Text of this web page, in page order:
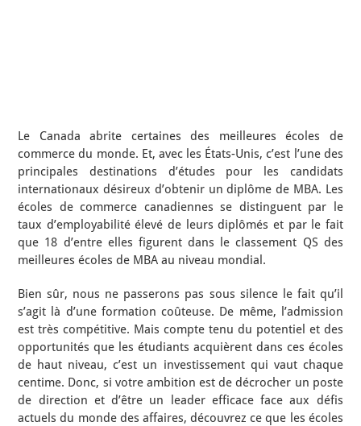
Le Canada abrite certaines des meilleures écoles de
commerce du monde. Et, avec les États-Unis, c’est l’une des
principales destinations d’études pour les candidats
internationaux désireux d’obtenir un diplôme de MBA. Les
écoles de commerce canadiennes se distinguent par le
taux d’employabilité élevé de leurs diplômés et par le fait
que 18 d’entre elles figurent dans le classement QS des
meilleures écoles de MBA au niveau mondial.
Bien sûr, nous ne passerons pas sous silence le fait qu’il
s’agit là d’une formation coûteuse. De même, l’admission
est très compétitive. Mais compte tenu du potentiel et des
opportunités que les étudiants acquièrent dans ces écoles
de haut niveau, c’est un investissement qui vaut chaque
centime. Donc, si votre ambition est de décrocher un poste
de direction et d’être un leader efficace face aux défis
actuels du monde des affaires, découvrez ce que les écoles